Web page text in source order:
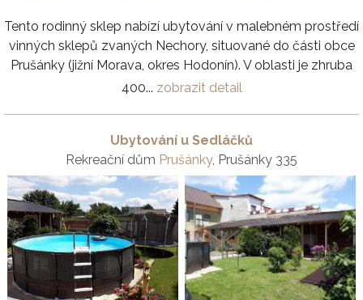
Tento rodinný sklep nabízí ubytování v malebném prostředí
vinných sklepů zvaných Nechory, situované do části obce
Prušánky (jižní Morava, okres Hodonín). V oblasti je zhruba
400... zobrazit detail
Ubytování u Sedláčků
Rekreační dům Prušánky, Prušánky 335